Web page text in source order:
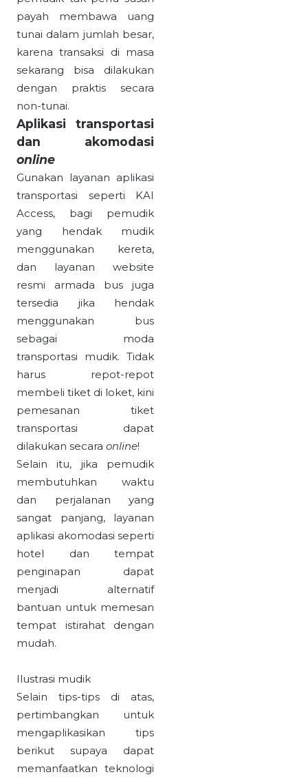
payah membawa uang
tunai dalam jumlah besar,
karena transaksi di masa
sekarang bisa dilakukan
dengan praktis secara
non-tunai.
Aplikasi transportasi
dan akomodasi
online
Gunakan layanan aplikasi
transportasi seperti KAI
Access, bagi pemudik
yang hendak mudik
menggunakan kereta,
dan layanan website
resmi armada bus juga
tersedia jika hendak
menggunakan bus
sebagai moda
transportasi mudik. Tidak
harus repot-repot
membeli tiket di loket, kini
pemesanan tiket
transportasi dapat
dilakukan secara online!
Selain itu, jika pemudik
membutuhkan waktu
dan perjalanan yang
sangat panjang, layanan
aplikasi akomodasi seperti
hotel dan tempat
penginapan dapat
menjadi alternatif
bantuan untuk memesan
tempat istirahat dengan
mudah.
Ilustrasi mudik
Selain tips-tips di atas,
pertimbangkan untuk
mengaplikasikan tips
berikut supaya dapat
memanfaatkan teknologi